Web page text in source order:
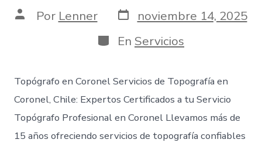
AutorPor Lenner Fecha
de
publicación
noviembre 14, 2025
Categorías
En Servicios
Topógrafo en Coronel Servicios de Topografía en
Coronel, Chile: Expertos Certificados a tu Servicio
Topógrafo Profesional en Coronel Llevamos más de
15 años ofreciendo servicios de topografía confiables